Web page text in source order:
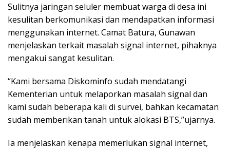
Sulitnya jaringan seluler membuat warga di desa ini
kesulitan berkomunikasi dan mendapatkan informasi
menggunakan internet. Camat Batura, Gunawan
menjelaskan terkait masalah signal internet, pihaknya
mengakui sangat kesulitan.
“Kami bersama Diskominfo sudah mendatangi
Kementerian untuk melaporkan masalah signal dan
kami sudah beberapa kali di survei, bahkan kecamatan
sudah memberikan tanah untuk alokasi BTS,”ujarnya.
Ia menjelaskan kenapa memerlukan signal internet,